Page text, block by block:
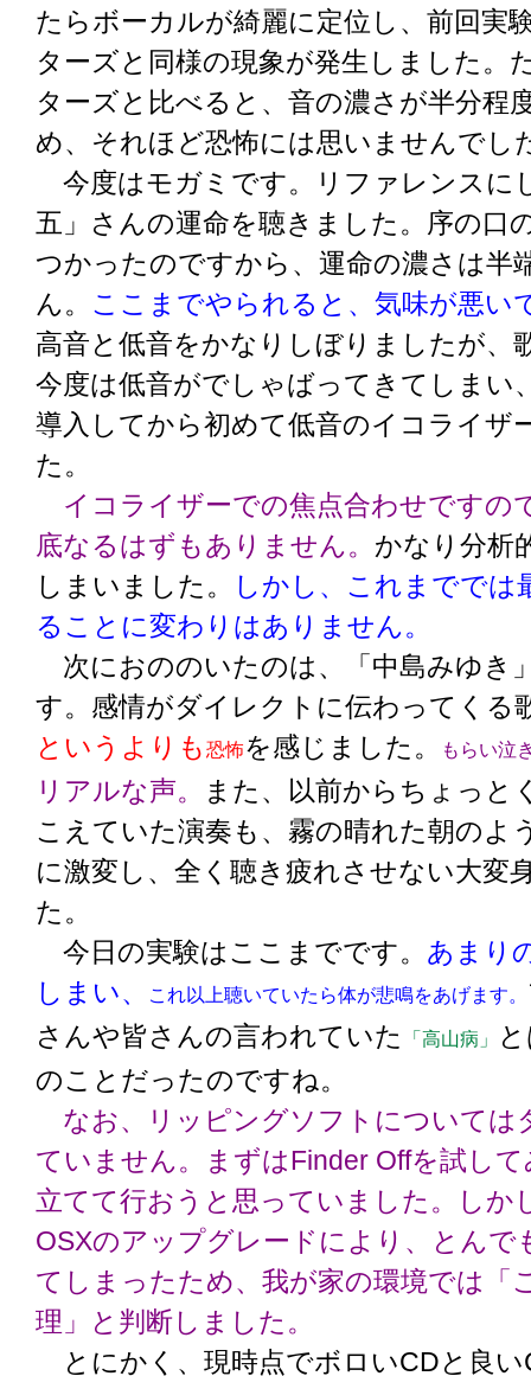
たらボーカルが綺麗に定位し、前回実
ターズと同様の現象が発生しました。
ターズと比べると、音の濃さが半分程
め、それほど恐怖には思いませんでし
今度はモガミです。リファレンスに
五」さんの運命を聴きました。序の口
つかったのですから、運命の濃さは半
ん。 ここまでやられると、気味が悪い
高音と低音をかなりしぼりましたが、
今度は低音がでしゃばってきてしまい
導入してから初めて低音のイコライザ
た。
イコライザーでの焦点合わせですの
底なるはずもありません。 かなり分析
しまいました。
しかし、これまででは
ることに変わりはありません。
次におののいたのは、「中島みゆき
す。感情がダイレクトに伝わってくる
というよりも 恐怖を感じました。 もらい泣
リアルな声。
また、以前からちょっと
こえていた演奏も、霧の晴れた朝のよ
に激変し、全く聴き疲れさせない大変
た。
今日の実験はここまでです。 あまり
しまい、
これ以上聴いていたら体が悲鳴をあげます。
さんや皆さんの言われていた
「高山病」
のことだったのですね。
なお、リッピングソフトについては
ていません。まずはFinder Offを試し
立てて行おうと思っていました。しか
OSXのアップグレードにより、とんで
てしまったため、我が家の環境では「
理」と判断しました。
とにかく、現時点でボロいCDと良い